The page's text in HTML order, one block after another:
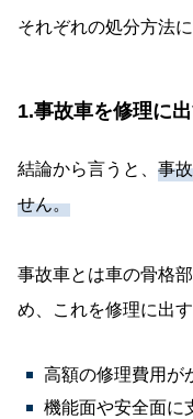
それぞれの処分方法
1.事故車を修理に
結論から言うと、 事
せん。
事故車とは車の骨格
め、これを修理に出
高額の修理費用が
機能面や安全面に